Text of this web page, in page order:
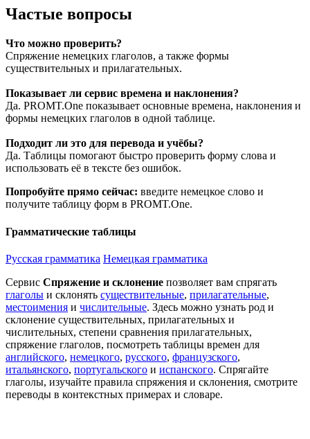
Частые вопросы
Что можно проверить?
Спряжение немецких глаголов, а также формы
существительных и прилагательных.
Показывает ли сервис времена и наклонения?
Да. PROMT.One показывает основные времена, наклонения и
формы немецких глаголов в одной таблице.
Подходит ли это для перевода и учёбы?
Да. Таблицы помогают быстро проверить форму слова и
использовать её в тексте без ошибок.
Попробуйте прямо сейчас: введите немецкое слово и
получите таблицу форм в PROMT.One.
Грамматические таблицы
Русская грамматика Немецкая грамматика
Сервис Спряжение и склонение позволяет вам спрягать
глаголы и склонять существительные, прилагательные,
местоимения и числительные. Здесь можно узнать род и
склонение существительных, прилагательных и
числительных, степени сравнения прилагательных,
спряжение глаголов, посмотреть таблицы времен для
английского, немецкого, русского, французского,
итальянского, португальского и испанского. Спрягайте
глаголы, изучайте правила спряжения и склонения, смотрите
переводы в контекстных примерах и словаре.